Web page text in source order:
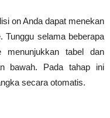
on Anda dapat menekan
Tunggu selama beberapa
tabel dan
bawah. Pada tahap ini
secara otomatis.